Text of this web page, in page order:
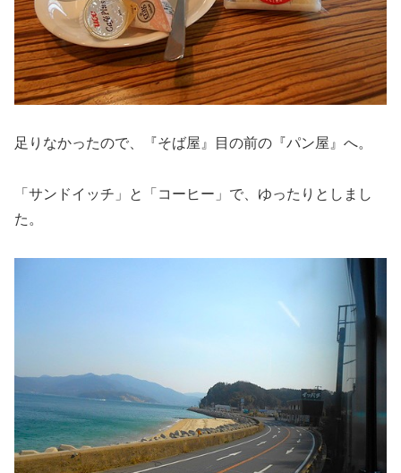
足りなかったので、『そば屋』目の前の『パン屋』へ。
「サンドイッチ」と「コーヒー」で、ゆったりとしまし
た。